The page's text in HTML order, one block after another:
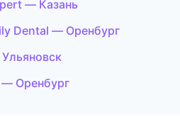
— Казань
Dental — Оренбург
Оренбург